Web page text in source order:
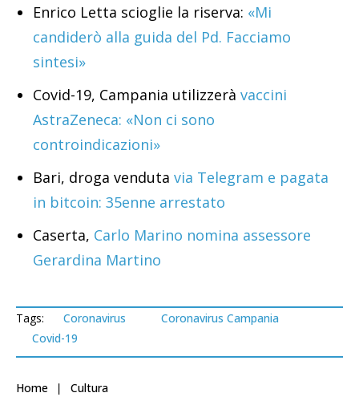
Enrico Letta scioglie la riserva: «Mi
candiderò alla guida del Pd. Facciamo
sintesi»
Covid-19, Campania utilizzerà vaccini
AstraZeneca: «Non ci sono
controindicazioni»
Bari, droga venduta via Telegram e pagata
in bitcoin: 35enne arrestato
Caserta, Carlo Marino nomina assessore
Gerardina Martino
Tags: Coronavirus
Coronavirus Campania
Covid-19
Home Cultura